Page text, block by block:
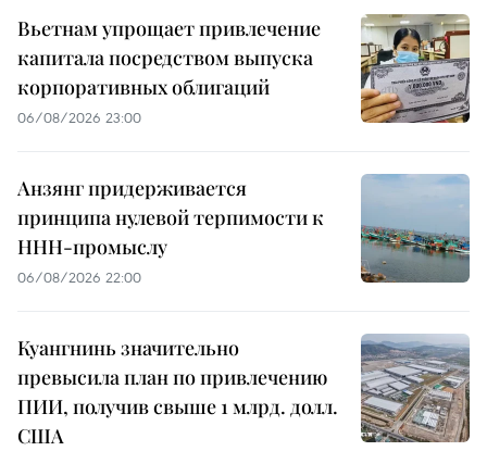
Вьетнам упрощает привлечение
капитала посредством выпуска
корпоративных облигаций
06/08/2026 23:00
Анзянг придерживается
принципа нулевой терпимости к
ННН-промыслу
06/08/2026 22:00
Куангнинь значительно
превысила план по привлечению
ПИИ, получив свыше 1 млрд. долл.
США